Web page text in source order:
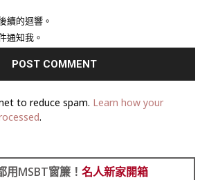
續的迴響。
通知我。
to reduce spam. Learn how your
.
用MSBT窗簾！ 名人新家開箱